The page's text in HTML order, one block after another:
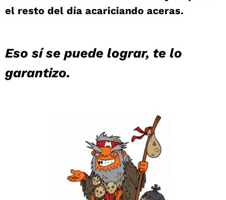
el resto del día acariciando aceras.
Eso sí se puede lograr, te lo
garantizo.